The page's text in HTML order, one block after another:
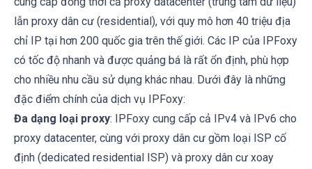
lẫn proxy dân cư (residential), với quy mô hơn 40 triệu địa
chỉ IP tại hơn 200 quốc gia trên thế giới. Các IP của IPFoxy
có tốc độ nhanh và được quảng bá là rất ổn định, phù hợp
cho nhiều nhu cầu sử dụng khác nhau. Dưới đây là những
đặc điểm chính của dịch vụ IPFoxy:
Đa dạng loại proxy: IPFoxy cung cấp cả IPv4 và IPv6 cho
proxy datacenter, cùng với proxy dân cư gồm loại ISP cố
định (dedicated residential ISP) và proxy dân cư xoay